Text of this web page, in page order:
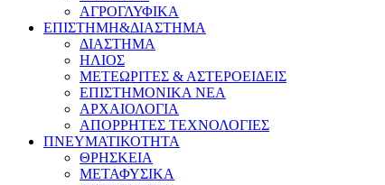
ΑΓΡΟΓΛΥΦΙΚΑ
ΕΠΙΣΤΗΜΗ&ΔΙΑΣΤΗΜΑ
ΔΙΑΣΤΗΜΑ
ΗΛΙΟΣ
ΜΕΤΕΩΡΙΤΕΣ & ΑΣΤΕΡΟΕΙΔΕΙΣ
ΕΠΙΣΤΗΜΟΝΙΚΑ ΝΕΑ
ΑΡΧΑΙΟΛΟΓΙΑ
ΑΠΟΡΡΗΤΕΣ ΤΕΧΝΟΛΟΓΙΕΣ
ΠΝΕΥΜΑΤΙΚΟΤΗΤΑ
ΘΡΗΣΚΕΙΑ
ΜΕΤΑΦΥΣΙΚΑ